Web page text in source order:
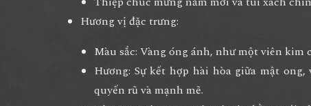
Hương vị đặc trưng:
Màu sắc: Vàng óng ánh, như một viên kim
Hương: Sự kết hợp hài hòa giữa mật
quyến rũ và mạnh mẽ.